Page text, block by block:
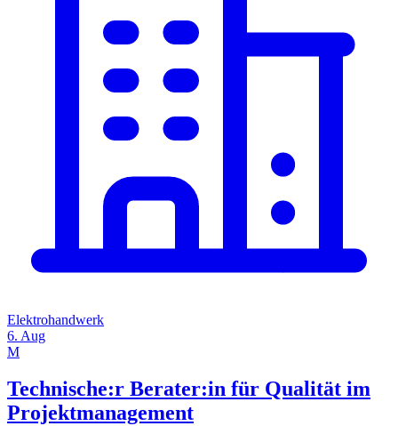
Elektrohandwerk
6. Aug
M
Technische:r Berater:in für Qualität im
Projektmanagement